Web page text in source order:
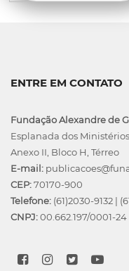
ENTRE EM CONTATO
Fundação Alexandre de
Esplanada dos
Anexo II, Bloco H, Térreo
E-mail:
CEP:70170-900
Telefone: (61)2030-9132 |
CNPJ:00.662.197/0001-24